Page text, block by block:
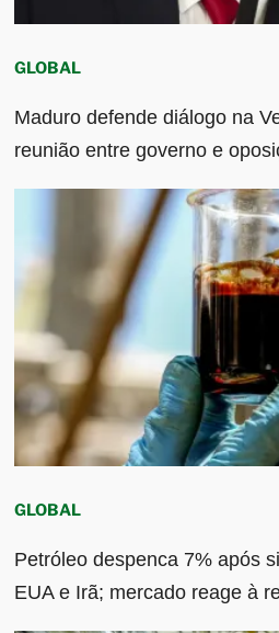
GLOBAL
Maduro defende diálogo na
reunião entre governo e
GLOBAL
Petróleo despenca 7% após
EUA e Irã; mercado reage à